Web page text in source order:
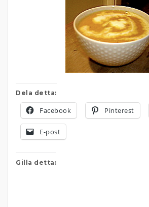
Dela detta:
Facebook Pinterest
E-post
Gilla detta: